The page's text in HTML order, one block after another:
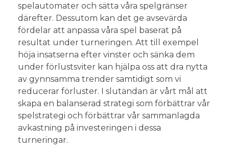
spelautomater och sätta våra spelgränser
därefter. Dessutom kan det ge avsevärda
fördelar att anpassa våra spel baserat på
resultat under turneringen. Att till exempel
höja insatserna efter vinster och sänka dem
under förlustsviter kan hjälpa oss att dra nytta
av gynnsamma trender samtidigt som vi
reducerar förluster. I slutändan är vårt mål att
skapa en balanserad strategi som förbättrar vår
spelstrategi och förbättrar vår sammanlagda
avkastning på investeringen i dessa
turneringar.